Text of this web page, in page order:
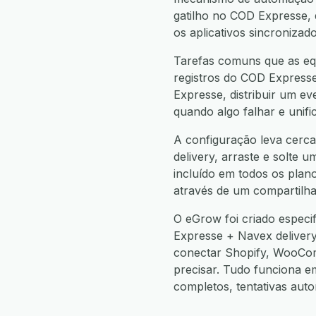
gatilho no COD
os aplicativos
Tarefas comuns que as
registros do COD
Expresse, distribuir um
quando algo falhar e
A configuração leva
delivery, arraste e solte
incluído em todos os
através de um
O eGrow foi criado
Expresse + Navex
conectar Shopify,
precisar. Tudo funciona
completos, tentativas